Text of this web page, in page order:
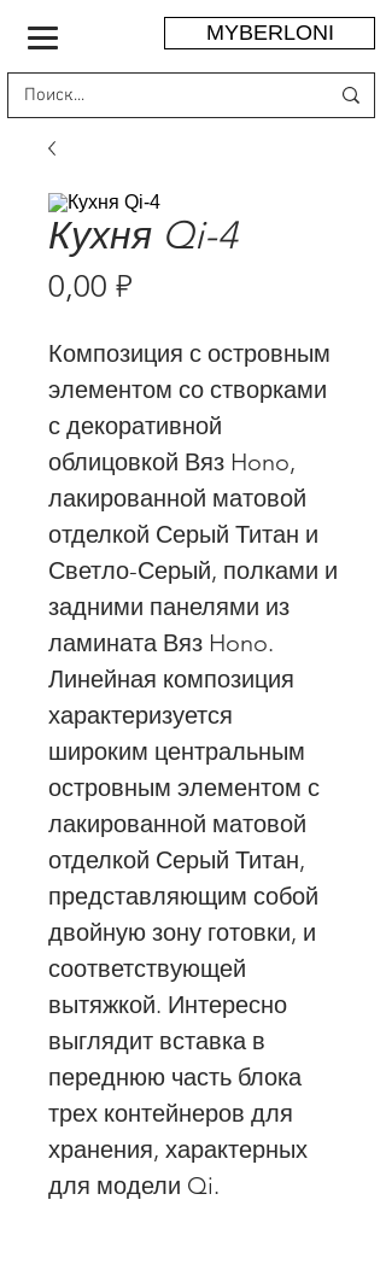
MYBERLONI
Кухня Qi-4
0,00 ₽
Композиция с островным
элементом со створками
с декоративной
облицовкой Вяз Hono,
лакированной матовой
отделкой Серый Титан и
Светло-Серый, полками и
задними панелями из
ламината Вяз Hono.
Линейная композиция
характеризуется
широким центральным
островным элементом с
лакированной матовой
отделкой Серый Титан,
представляющим собой
двойную зону готовки, и
соответствующей
вытяжкой. Интересно
выглядит вставка в
переднюю часть блока
трех контейнеров для
хранения, характерных
для модели Qi.